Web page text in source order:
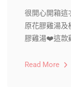
很開心開箱這
原花膠雞湯
膠雞湯❤️這款
Read More